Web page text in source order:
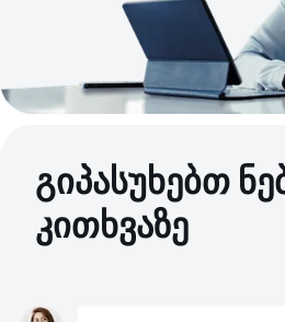
გიპასუხებთ
კითხვაზე